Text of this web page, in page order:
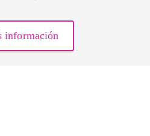
información